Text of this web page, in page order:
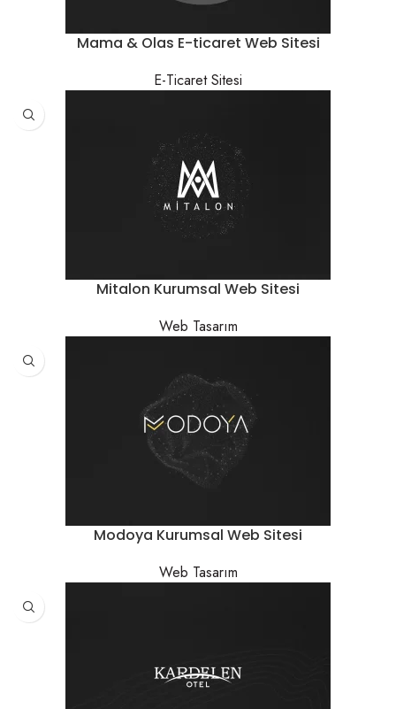
Mama & Olas E-ticaret Web Sitesi
E-Ticaret Sitesi
Mitalon Kurumsal Web Sitesi
Web Tasarım
Modoya Kurumsal Web Sitesi
Web Tasarım